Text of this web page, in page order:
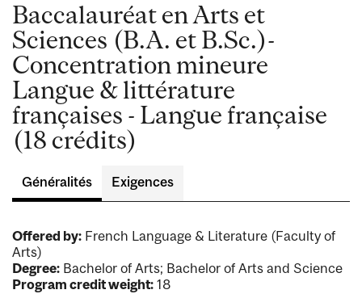
Baccalauréat en Arts et
Sciences (B.A. et B.Sc.)-
Concentration mineure
Langue & littérature
françaises - Langue française
(18 crédits)
Généralités Exigences
Offered by: French Language & Literature (Faculty of
Arts)
Degree: Bachelor of Arts; Bachelor of Arts and Science
Program credit weight: 18